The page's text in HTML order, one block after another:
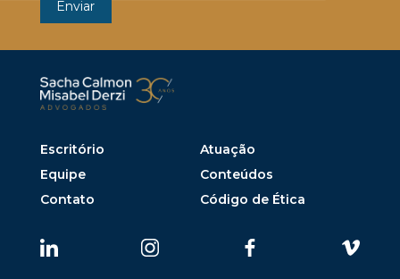
Escritório
Atuação
Equipe
Conteúdos
Contato
Código de Ética